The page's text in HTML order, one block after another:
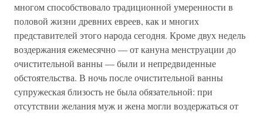
многом способствовало традиционной умеренности в
половой жизни древних евреев, как и многих
представителей этого народа сегодня. Кроме двух недель
воздержания ежемесячно — от кануна менструации до
очистительной ванны — были и непредвиденные
обстоятельства. В ночь после очистительной ванны
супружеская близость не была обязательной: при
отсутствии желания муж и жена могли воздержаться от